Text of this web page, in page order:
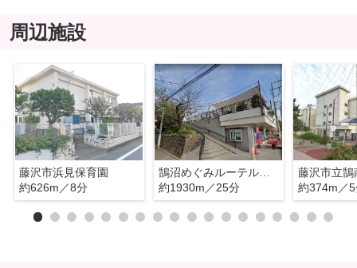
周辺施設
藤沢市浜見保育園
約626m／8分
鵠沼めぐみルーテル幼稚園
約1930m／25分
藤沢市立鵠
約374m／